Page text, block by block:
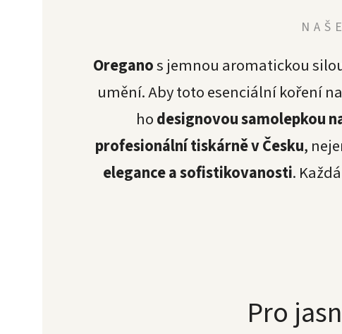
Oreganos jemnou aromatickou
umění. Aby toto esenciální koření
hodesignovou samolepkou
profesionální tiskárně v Česku,
elegance a sofistikovanosti.
Pro